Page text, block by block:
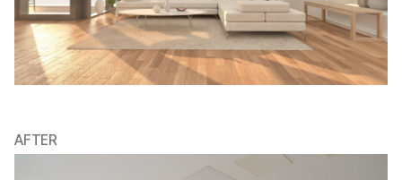
AFTER